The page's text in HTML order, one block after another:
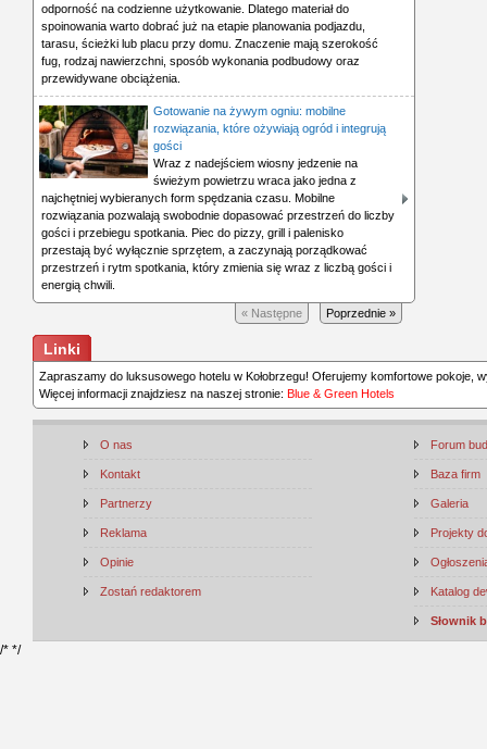
odporność na codzienne użytkowanie. Dlatego materiał do
spoinowania warto dobrać już na etapie planowania podjazdu,
tarasu, ścieżki lub placu przy domu. Znaczenie mają szerokość
fug, rodzaj nawierzchni, sposób wykonania podbudowy oraz
przewidywane obciążenia.
Gotowanie na żywym ogniu: mobilne
rozwiązania, które ożywiają ogród i integrują
gości
Wraz z nadejściem wiosny jedzenie na
świeżym powietrzu wraca jako jedna z
najchętniej wybieranych form spędzania czasu. Mobilne
rozwiązania pozwalają swobodnie dopasować przestrzeń do liczby
gości i przebiegu spotkania. Piec do pizzy, grill i palenisko
przestają być wyłącznie sprzętem, a zaczynają porządkować
przestrzeń i rytm spotkania, który zmienia się wraz z liczbą gości i
energią chwili.
Poprzednie »
« Następne
Linki
Zapraszamy do luksusowego hotelu w Kołobrzegu! Oferujemy komfortowe
Więcej informacji znajdziesz na naszej stronie: Blue & Green Hotels
O nas
Kontakt
Partnerzy
Reklama
Opinie
Zostań redaktorem
Forum
Baza firm
Galeria
Projekty
Katalog
Słownik
/* */